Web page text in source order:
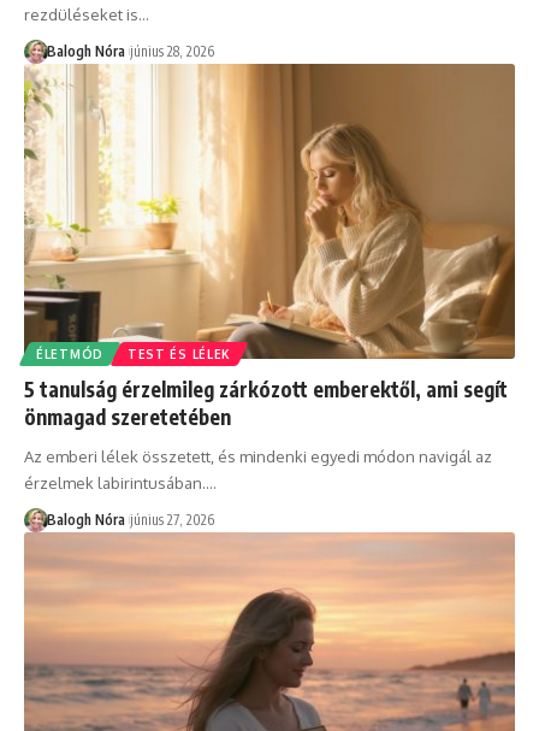
rezdüléseket is…
Balogh Nóra június 28, 2026
ÉLETMÓD TEST ÉS LÉLEK
5 tanulság érzelmileg zárkózott emberektől, ami segít
önmagad szeretetében
Az emberi lélek összetett, és mindenki egyedi módon navigál az
érzelmek labirintusában.…
Balogh Nóra június 27, 2026